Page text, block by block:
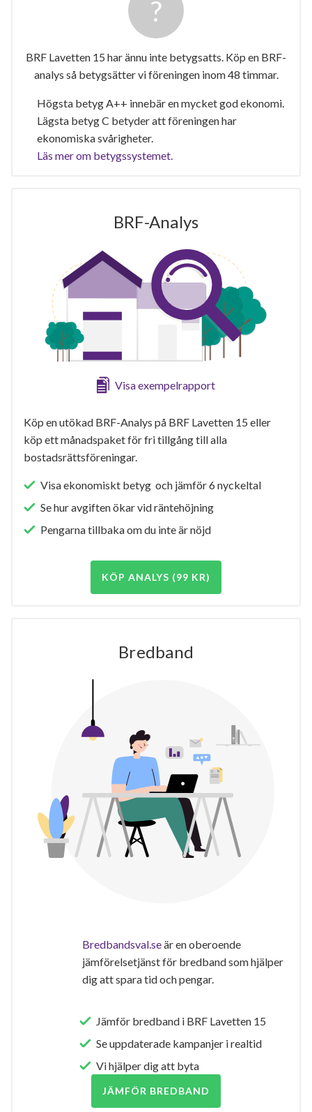
BRF Lavetten 15 har ännu inte betygsatts. Köp en BRF-
analys så betygsätter vi föreningen inom 48 timmar.
Högsta betyg A++ innebär en mycket god ekonomi.
Lägsta betyg C betyder att föreningen har
ekonomiska svårigheter.
Läs mer om betygssystemet.
BRF-Analys
Visa exempelrapport
Köp en utökad BRF-Analys på BRF Lavetten 15 eller
köp ett månadspaket för fri tillgång till alla
bostadsrättsföreningar.
Visa ekonomiskt betyg och jämför 6 nyckeltal
Se hur avgiften ökar vid räntehöjning
Pengarna tillbaka om du inte är nöjd
KÖP ANALYS (99 KR)
Bredband
Bredbandsval.seär en oberoende
jämförelsetjänst för bredband som hjälper
dig att spara tid och pengar.
Jämför bredband i BRF Lavetten 15
Se uppdaterade kampanjer i realtid
Vi hjälper dig att byta
JÄMFÖR BREDBAND